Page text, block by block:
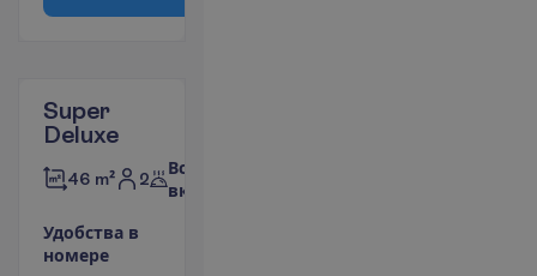
Super
Deluxe
46 m² 2
Все
включено
Удобства в
номере